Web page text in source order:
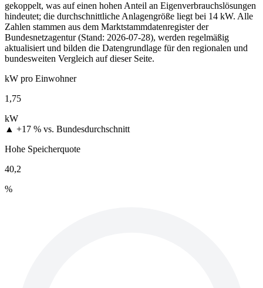
gekoppelt, was auf einen hohen Anteil an Eigenverbrauchslösungen
hindeutet; die durchschnittliche Anlagengröße liegt bei 14 kW. Alle
Zahlen stammen aus dem Marktstammdatenregister der
Bundesnetzagentur (Stand: 2026-07-28), werden regelmäßig
aktualisiert und bilden die Datengrundlage für den regionalen und
bundesweiten Vergleich auf dieser Seite.
kW pro Einwohner
1,75
kW
▲ +17 % vs. Bundesdurchschnitt
Hohe Speicherquote
40,2
%